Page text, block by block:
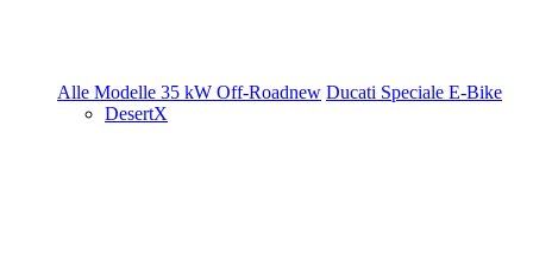
Alle Modelle 35 kW Off-Roadnew Ducati Speciale E-Bike
DesertX